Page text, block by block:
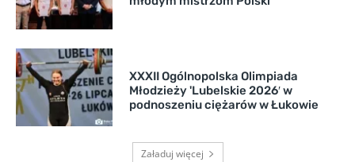
XXXII Ogólnopolska Olimpiada
Młodzieży 'Lubelskie 2026′ w
podnoszeniu ciężarów w Łukowie
Załaduj więcej